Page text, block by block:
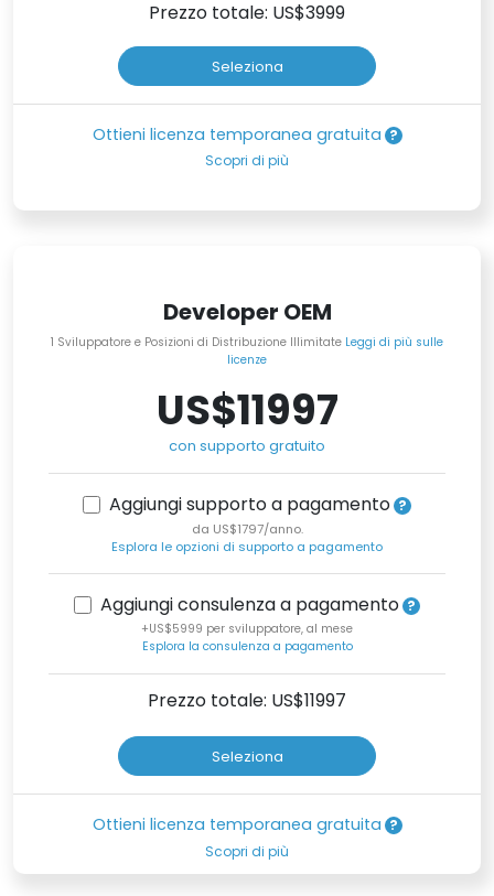
Prezzo totale: US$3999
Seleziona
Ottieni licenza temporanea gratuita
Scopri di più
Developer OEM
1 Sviluppatore e Posizioni di Distribuzione Illimitate Leggi di più sulle
licenze
US$11997
con supporto gratuito
Aggiungi supporto a pagamento
da US$1797/anno.
Esplora le opzioni di supporto a pagamento
Aggiungi consulenza a pagamento
+US$5999 per sviluppatore, al mese
Esplora la consulenza a pagamento
Prezzo totale: US$11997
Seleziona
Ottieni licenza temporanea gratuita
Scopri di più